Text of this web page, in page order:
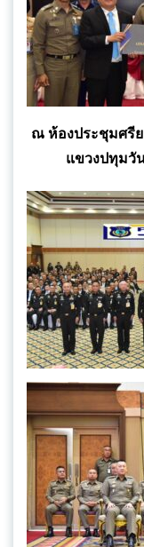
ณ ห้องประชุมศรี
แขวงปทุมวั